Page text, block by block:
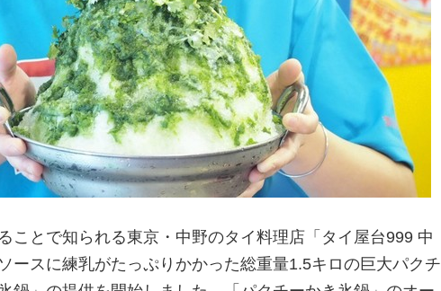
ことで知られる東京・中野のタイ料理店「タイ屋台999 中
ースに練乳がたっぷりかかった総重量1.5キロの巨大パクチ